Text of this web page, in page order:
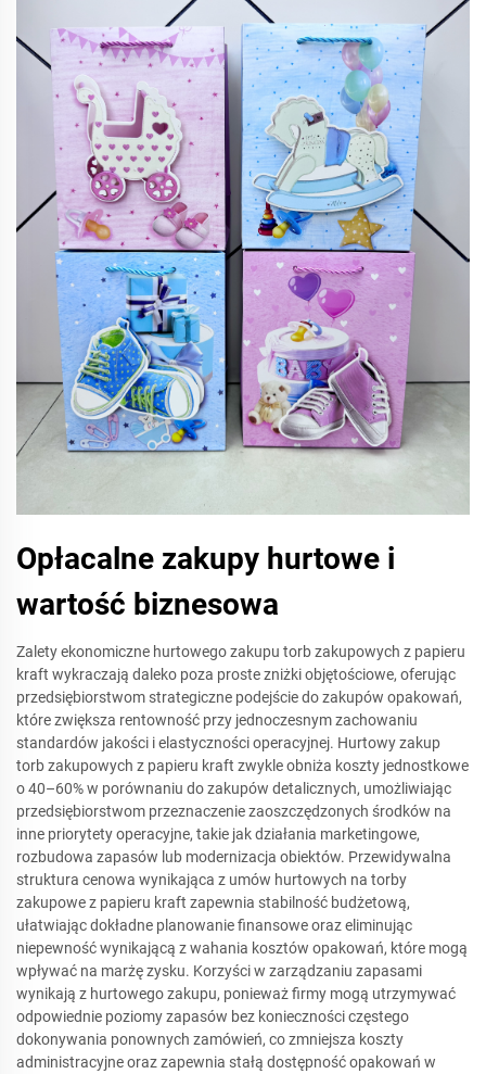
Opłacalne zakupy hurtowe i
wartość biznesowa
Zalety ekonomiczne hurtowego zakupu torb zakupowych z papieru
kraft wykraczają daleko poza proste zniżki objętościowe, oferując
przedsiębiorstwom strategiczne podejście do zakupów opakowań,
które zwiększa rentowność przy jednoczesnym zachowaniu
standardów jakości i elastyczności operacyjnej. Hurtowy zakup
torb zakupowych z papieru kraft zwykle obniża koszty jednostkowe
o 40–60% w porównaniu do zakupów detalicznych, umożliwiając
przedsiębiorstwom przeznaczenie zaoszczędzonych środków na
inne priorytety operacyjne, takie jak działania marketingowe,
rozbudowa zapasów lub modernizacja obiektów. Przewidywalna
struktura cenowa wynikająca z umów hurtowych na torby
zakupowe z papieru kraft zapewnia stabilność budżetową,
ułatwiając dokładne planowanie finansowe oraz eliminując
niepewność wynikającą z wahania kosztów opakowań, które mogą
wpływać na marżę zysku. Korzyści w zarządzaniu zapasami
wynikają z hurtowego zakupu, ponieważ firmy mogą utrzymywać
odpowiednie poziomy zapasów bez konieczności częstego
dokonywania ponownych zamówień, co zmniejsza koszty
administracyjne oraz zapewnia stałą dostępność opakowań w